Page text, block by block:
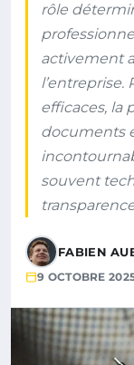
rôle
activement
l’entreprise.
efficaces, la
documents
souvent
FABIEN
9 OCTOBRE